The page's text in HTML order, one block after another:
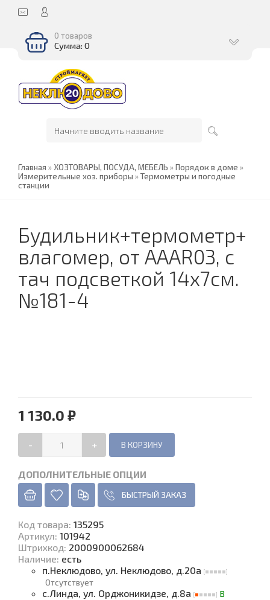
0 товаров
Сумма: 0
Главная » ХОЗТОВАРЫ, ПОСУДА, МЕБЕЛЬ »Порядок в доме »
Измерительные хоз. приборы »Термометры и погодные
станции
Будильник+термометр+
влагомер, от АААR03, с
тач подсветкой 14х7см.
№181-4
1 130.0 ₽
- +
ДОПОЛНИТЕЛЬНЫЕ ОПЦИИ
БЫСТРЫЙ ЗАКАЗ
Код товара: 135295
Артикул: 101942
Штрихкод: 2000900062684
Наличие: есть
п.Неклюдово, ул. Неклюдово, д.20а
Отсутствует
с.Линда, ул. Орджоникидзе, д.8а
В